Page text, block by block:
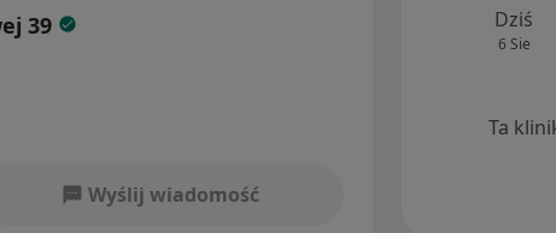
39
Wyślij wiadomość
Dziś
6 Sie
Ta